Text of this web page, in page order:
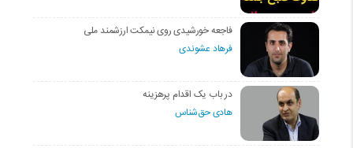
فاجعه خورشیدی روی نیمکت ارزشمند ملی
فرهاد عشوندی
در باب یک اقدام پرهزینه
هادی حق‌شناس